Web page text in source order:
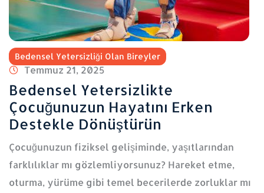
Bedensel Yetersizliği Olan Bireyler
Temmuz 21, 2025
Bedensel Yetersizlikte
Çocuğunuzun Hayatını Erken
Destekle Dönüştürün
Çocuğunuzun fiziksel gelişiminde, yaşıtlarından
farklılıklar mı gözlemliyorsunuz? Hareket etme,
oturma, yürüme gibi temel becerilerde zorluklar mı